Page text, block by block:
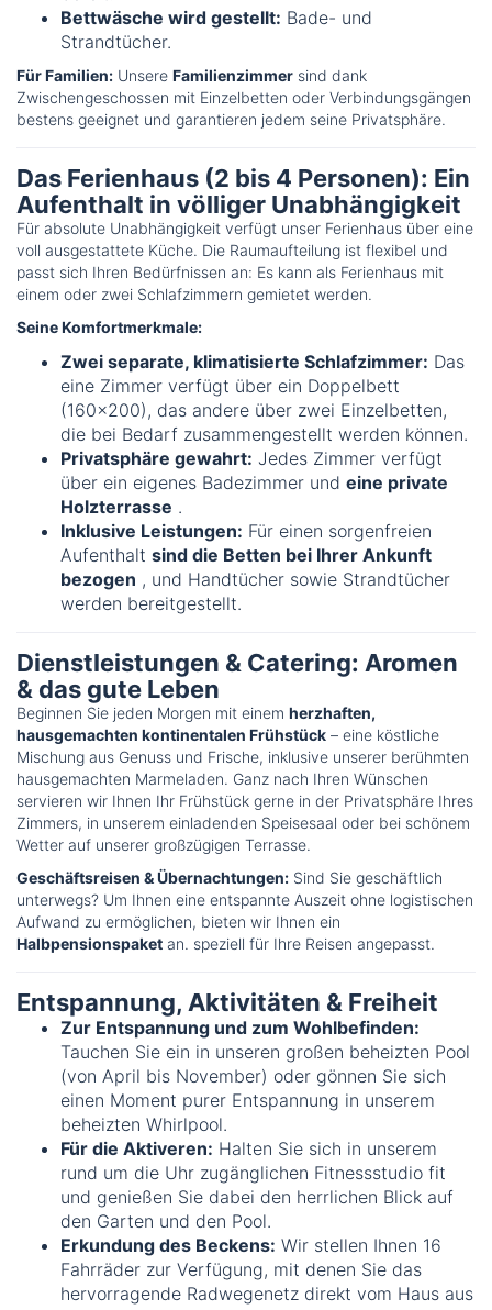
Bettwäsche wird gestellt: Bade- und
Strandtücher.
Für Familien: Unsere Familienzimmer sind dank
Zwischengeschossen mit Einzelbetten oder Verbindungsgängen
bestens geeignet und garantieren jedem seine Privatsphäre.
Das Ferienhaus (2 bis 4 Personen): Ein
Aufenthalt in völliger Unabhängigkeit
Für absolute Unabhängigkeit verfügt unser Ferienhaus über eine
voll ausgestattete Küche. Die Raumaufteilung ist flexibel und
passt sich Ihren Bedürfnissen an: Es kann als Ferienhaus mit
einem oder zwei Schlafzimmern gemietet werden.
Seine Komfortmerkmale:
Zwei separate, klimatisierte Schlafzimmer: Das
eine Zimmer verfügt über ein Doppelbett
(160x200), das andere über zwei Einzelbetten,
die bei Bedarf zusammengestellt werden können.
Privatsphäre gewahrt: Jedes Zimmer verfügt
über ein eigenes Badezimmer und eine private
Holzterrasse .
Inklusive Leistungen: Für einen sorgenfreien
Aufenthalt sind die Betten bei Ihrer Ankunft
bezogen , und Handtücher sowie Strandtücher
werden bereitgestellt.
Dienstleistungen & Catering: Aromen
& das gute Leben
Beginnen Sie jeden Morgen mit einem herzhaften,
hausgemachten kontinentalen Frühstück – eine köstliche
Mischung aus Genuss und Frische, inklusive unserer berühmten
hausgemachten Marmeladen. Ganz nach Ihren Wünschen
servieren wir Ihnen Ihr Frühstück gerne in der Privatsphäre Ihres
Zimmers, in unserem einladenden Speisesaal oder bei schönem
Wetter auf unserer großzügigen Terrasse.
Geschäftsreisen & Übernachtungen: Sind Sie geschäftlich
unterwegs? Um Ihnen eine entspannte Auszeit ohne logistischen
Aufwand zu ermöglichen, bieten wir Ihnen ein
Halbpensionspaket an. speziell für Ihre Reisen angepasst.
Entspannung, Aktivitäten & Freiheit
Zur Entspannung und zum Wohlbefinden:
Tauchen Sie ein in unseren großen beheizten Pool
(von April bis November) oder gönnen Sie sich
einen Moment purer Entspannung in unserem
beheizten Whirlpool.
Für die Aktiveren: Halten Sie sich in unserem
rund um die Uhr zugänglichen Fitnessstudio fit
und genießen Sie dabei den herrlichen Blick auf
den Garten und den Pool.
Erkundung des Beckens: Wir stellen Ihnen 16
Fahrräder zur Verfügung, mit denen Sie das
hervorragende Radwegenetz direkt vom Haus aus